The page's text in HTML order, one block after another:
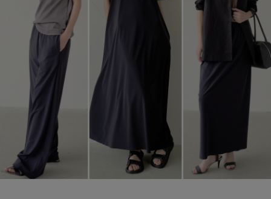
【雨の日】急な雨対策グッズ
【Tシャツ】デイリーに活躍
【サンダル】ビーサンの季節！
【ワンピース】猛暑日はこれ！
【リネン】涼しい夏素材
アイテム一覧
SALE
CATEGORY
ウェア
シューズ
マイページ
SUPPORT
ご利用ガイド
カスタマーサポート